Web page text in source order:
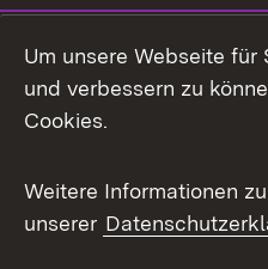
X / Twitter
Youtube
Kontakt
Um unsere Webseite
und verbessern zu
Cookies.
Weitere Informationen
unserer